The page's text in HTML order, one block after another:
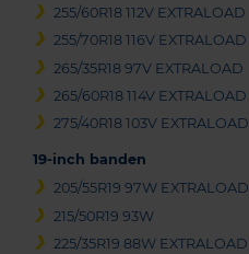
255/60R18 112V EXTRALOAD
255/70R18 116V EXTRALOAD
265/35R18 97V EXTRALOAD
265/60R18 114V EXTRALOAD
275/40R18 103V EXTRALOAD
19-inch banden
205/55R19 97W EXTRALOAD
215/50R19 93W
225/35R19 88W EXTRALOAD